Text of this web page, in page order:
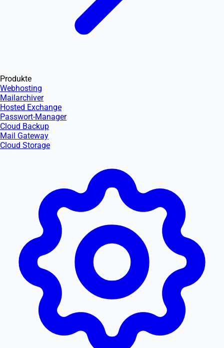
Produkte
Webhosting
Mailarchiver
Hosted Exchange
Passwort-Manager
Cloud Backup
Mail Gateway
Cloud Storage